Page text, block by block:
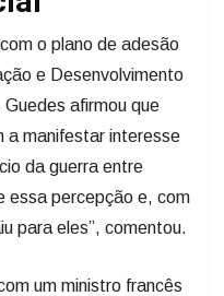
o plano de adesão
e Desenvolvimento
afirmou que
a manifestar interesse
da guerra entre
essa percepção e, com
para eles”, comentou.
um ministro francês